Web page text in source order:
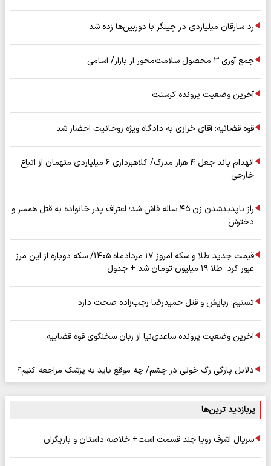
رد سارقان میلیاردی در چیتگر با دوربین‌ها زده شد
جمع آوری ۳ محصول سلامت‌محور از بازار/ اسامی
آخرین وضعیت پرونده کرسنت
قوه قضائیه: آقای خرازی به دادگاه ویژه روحانیت احضار شد
انهدام باند جعل ۴ هزار مدرک/ کلاهبرداری ۶ میلیاردی متهمان از اتباع
خارجی
راز ناپدیدشدن زن ۴۵ ساله فاش شد؛ اعتراف پدر خانواده به قتل همسر و
دخترش
قیمت جدید طلا و سکه امروز ۱۷ مردادماه ۱۴۰۵/ سکه دوباره از این مرز
عبور کرد؛ طلا ۱۹ میلیون تومان شد + جدول
تسنیم: ربایش و قتل حمیدرضا رجب‌زاده صحت دارد
آخرین وضعیت پرونده ساعدی‌نیا از زبان سخنگوی قوه قضاییه
دلایل پارگی رگ خونی در چشم/ چه موقع باید به پزشک مراجعه کنیم؟
پربازدید ترین‌ها
سریال اشرف رویا چند قسمت است+ خلاصه داستان و بازیگران